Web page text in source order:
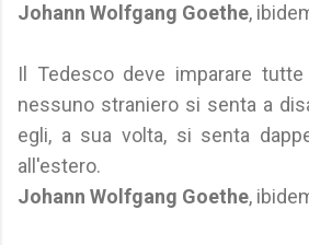
Johann Wolfgang Goethe,
Il Tedesco deve imparare
nessuno straniero si senta a
egli, a sua volta, si senta
all'estero.
Johann Wolfgang Goethe,